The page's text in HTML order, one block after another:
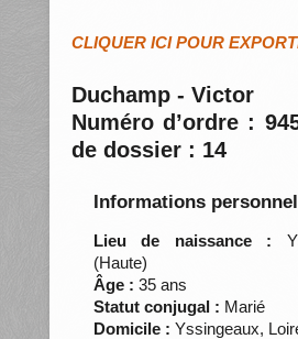
CLIQUER ICI POUR
Duchamp - Victor
Numéro d’ordre :
de dossier : 14
Informations
Lieu de naissance :
(Haute)
Âge : 35 ans
Statut conjugal : Marié
Domicile : Yssingeaux,